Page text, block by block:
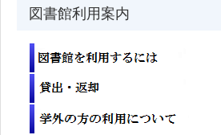
図書館利用案内